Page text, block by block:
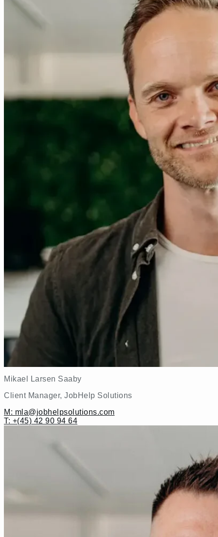
Mikael Larsen Saaby
Client Manager, JobHelp Solutions
M: mla@jobhelpsolutions.com
T: +(45) 42 90 94 64